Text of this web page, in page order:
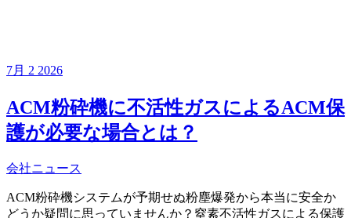
7月 2 2026
ACM粉砕機に不活性ガスによるACM保
護が必要な場合とは？
会社ニュース
ACM粉砕機システムが予期せぬ粉塵爆発から本当に安全か
どうか疑問に思っていませんか？窒素不活性ガスによる保護